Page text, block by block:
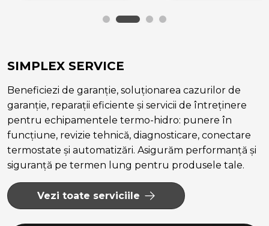
SIMPLEX SERVICE
Beneficiezi de garanție, soluționarea cazurilor de
garanție, reparații eficiente și servicii de întreținere
pentru echipamentele termo-hidro: punere în
funcțiune, revizie tehnică, diagnosticare, conectare
termostate și automatizări. Asigurăm performanță și
siguranță pe termen lung pentru produsele tale.
Vezi toate serviciile